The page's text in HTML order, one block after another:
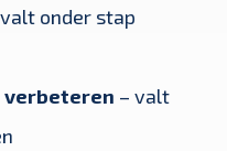
onder stap
verbeteren – valt